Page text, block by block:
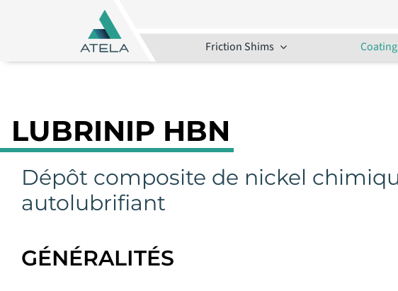
Friction Shims
LUBRINIP HBN
Dépôt composite de nickel
autolubrifiant
GÉNÉRALITÉS